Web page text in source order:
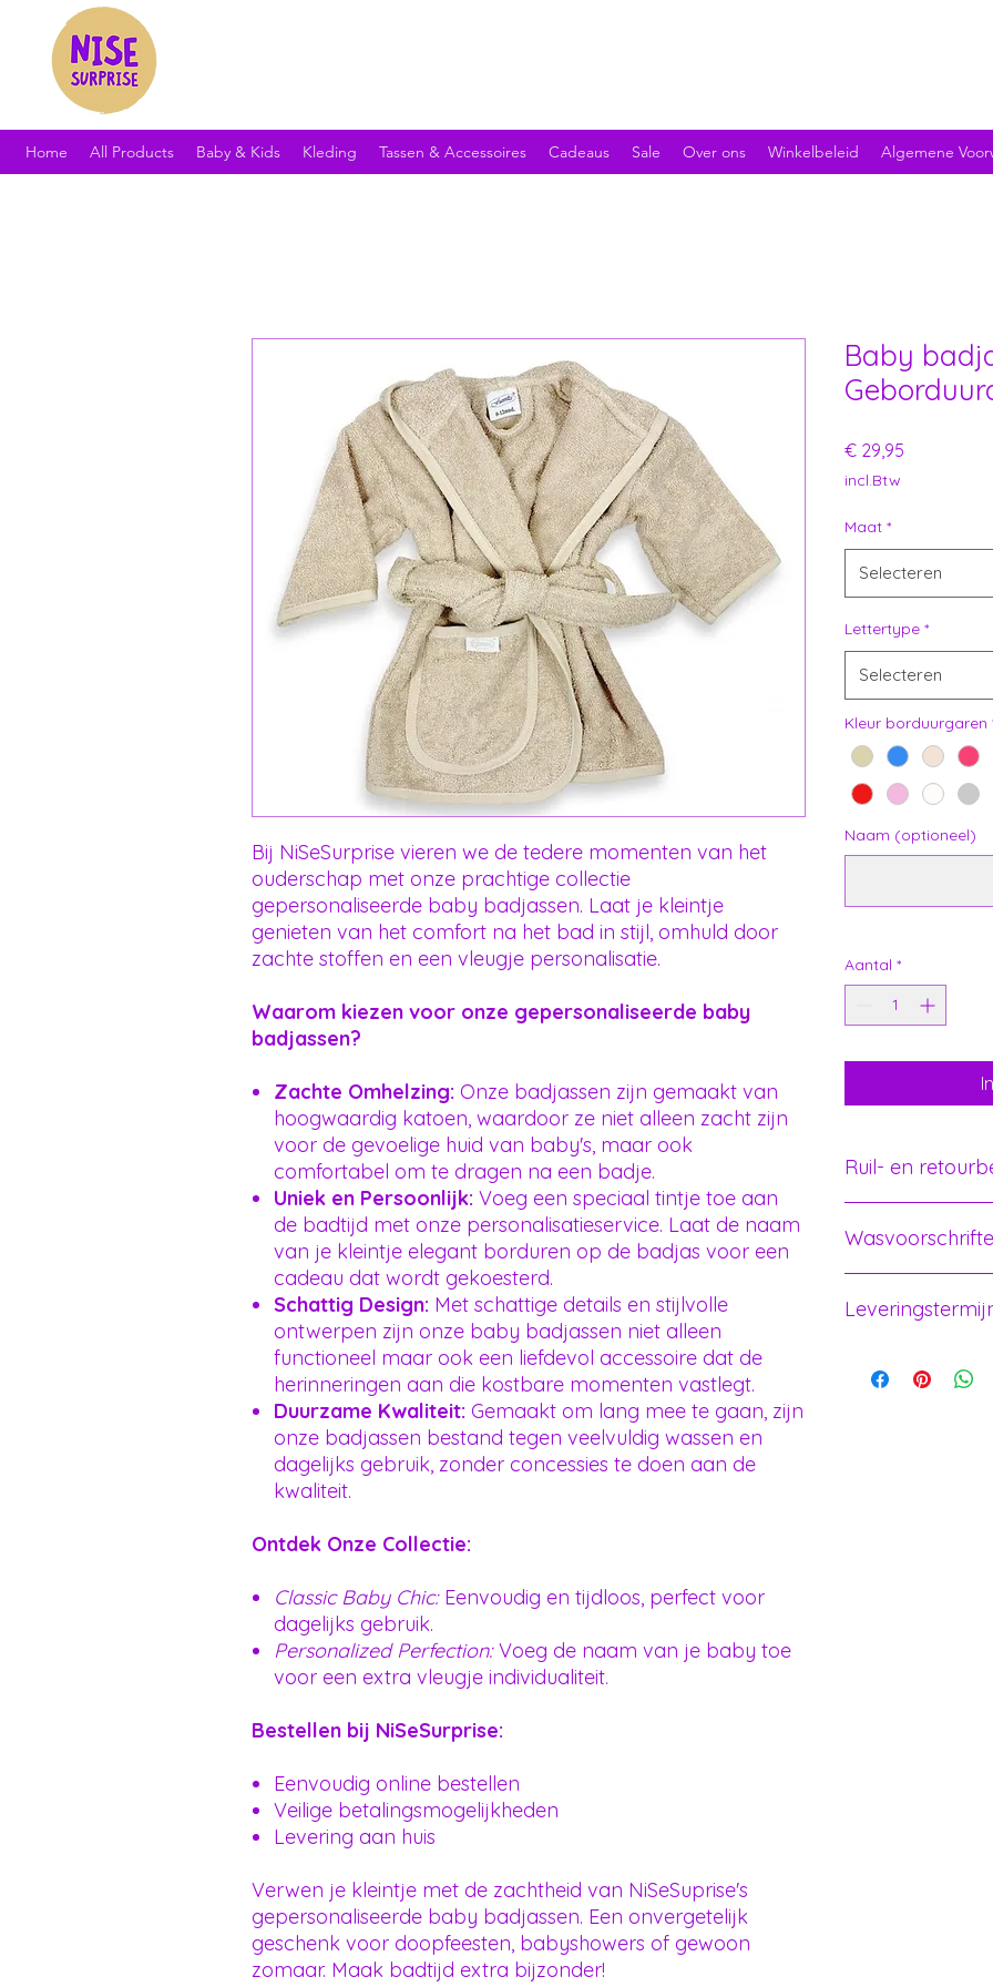
Home All Products Baby & Kids Kleding Tassen & Accessoires Cadeaus Sale Over ons Winkelbeleid Algemene
Bij NiSeSurprise vieren we de tedere momenten van het
ouderschap met onze prachtige collectie
gepersonaliseerde baby badjassen. Laat je kleintje
genieten van het comfort na het bad in stijl, omhuld door
zachte stoffen en een vleugje personalisatie.
Waarom kiezen voor onze gepersonaliseerde baby
badjassen?
Zachte Omhelzing: Onze badjassen zijn gemaakt van
hoogwaardig katoen, waardoor ze niet alleen zacht zijn
voor de gevoelige huid van baby's, maar ook
comfortabel om te dragen na een badje.
Uniek en Persoonlijk: Voeg een speciaal tintje toe aan
de badtijd met onze personalisatieservice. Laat de naam
van je kleintje elegant borduren op de badjas voor een
cadeau dat wordt gekoesterd.
Schattig Design: Met schattige details en stijlvolle
ontwerpen zijn onze baby badjassen niet alleen
functioneel maar ook een liefdevol accessoire dat de
herinneringen aan die kostbare momenten vastlegt.
Duurzame Kwaliteit: Gemaakt om lang mee te gaan, zijn
onze badjassen bestand tegen veelvuldig wassen en
dagelijks gebruik, zonder concessies te doen aan de
kwaliteit.
Ontdek Onze Collectie:
Classic Baby Chic:Eenvoudig en tijdloos, perfect voor
dagelijks gebruik.
Personalized Perfection:Voeg de naam van je baby toe
voor een extra vleugje individualiteit.
Bestellen bij NiSeSurprise:
Eenvoudig online bestellen
Veilige betalingsmogelijkheden
Levering aan huis
Verwen je kleintje met de zachtheid van NiSeSuprise's
gepersonaliseerde baby badjassen. Een onvergetelijk
geschenk voor doopfeesten, babyshowers of gewoon
zomaar. Maak badtijd extra bijzonder!
Baby
€ 29,95
incl.Btw
Maat *
Selecteren
Lettertype *
Selecteren
Kleur borduurgaren
Naam (optioneel)
Aantal *
Ruil- en
een bedrukking
Dit artikel mag in
voor jou.